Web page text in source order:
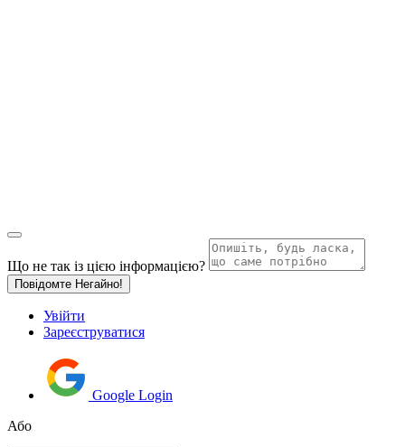
Що не так із цією інформацією?
Повідомте Негайно!
Увійти
Зареєструватися
Google Login
Або